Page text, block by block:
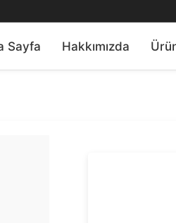
Sayfa Hakkımızda